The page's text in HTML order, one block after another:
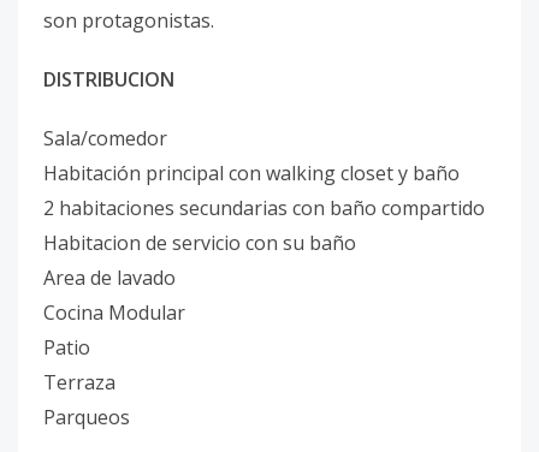
son protagonistas.
DISTRIBUCION
Sala/comedor
Habitación principal con walking closet y baño
2 habitaciones secundarias con baño compartido
Habitacion de servicio con su baño
Area de lavado
Cocina Modular
Patio
Terraza
Parqueos